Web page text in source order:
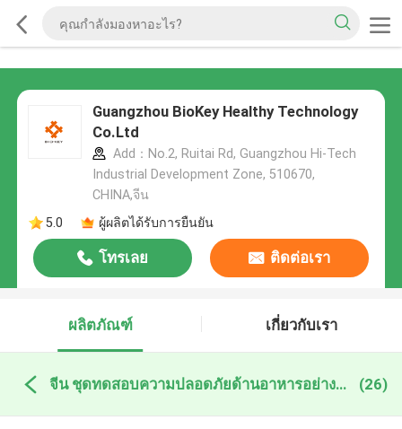
Guangzhou BioKey Healthy Technology
Co.Ltd
Add：No.2, Ruitai Rd, Guangzhou Hi-Tech
Industrial Development Zone, 510670,
CHINA,จีน
5.0
ผู้ผลิตได้รับการยืนยัน
โทรเลย ติดต่อเรา
ผลิตภัณฑ์ เกี่ยวกับเรา
จีน ชุดทดสอบความปลอดภัยด้านอาหารอย่างรวดเร็ว (26)